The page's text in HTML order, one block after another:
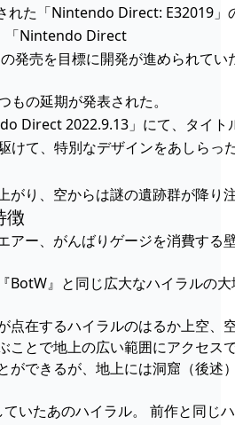
れた「Nintendo Direct: E32019
「Nintendo Direct
発売を目標に開発が進められて
もの延期が発表された。
Direct 2022.9.13」にて、タイト
けて、特別なデザインをあしら
がり、空からは謎の遺跡群が降り
徴
アー、がんばりゲージを消費す
BotW』と同じ広大なハイラルの
点在するハイラルのはるか上空
ことで地上の広い範囲にアクセ
ができるが、地上には洞窟（後
いたあのハイラル。 前作と同じ